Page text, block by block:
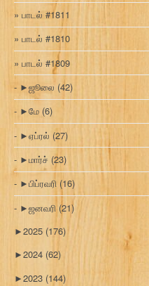
பாடல் #1811
பாடல் #1810
பாடல் #1809
►ஜூலை (42)
►மே (6)
►ஏப்ரல் (27)
►மார்ச் (23)
►பிப்ரவரி (16)
►ஜனவரி (21)
►2025 (176)
►2024 (62)
►2023 (144)